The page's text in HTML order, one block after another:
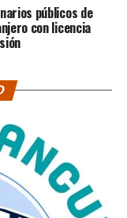
públicos de
con licencia